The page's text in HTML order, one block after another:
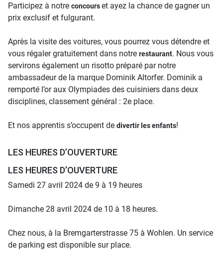
Participez à notre concourset ayez la chance de gagner un
prix exclusif et fulgurant.
Après la visite des voitures, vous pourrez vous détendre et
vous régaler gratuitement dans notre restaurant. Nous vous
servirons également un risotto préparé par notre
ambassadeur de la marque Dominik Altorfer. Dominik a
remporté l’or aux Olympiades des cuisiniers dans deux
disciplines, classement général : 2e place.
Et nos apprentis s’occupent de divertir les enfants!
LES HEURES D’OUVERTURE
LES HEURES D’OUVERTURE
Samedi 27 avril 2024 de 9 à 19 heures
Dimanche 28 avril 2024 de 10 à 18 heures.
Chez nous, à la Bremgarterstrasse 75 à Wohlen. Un service
de parking est disponible sur place.